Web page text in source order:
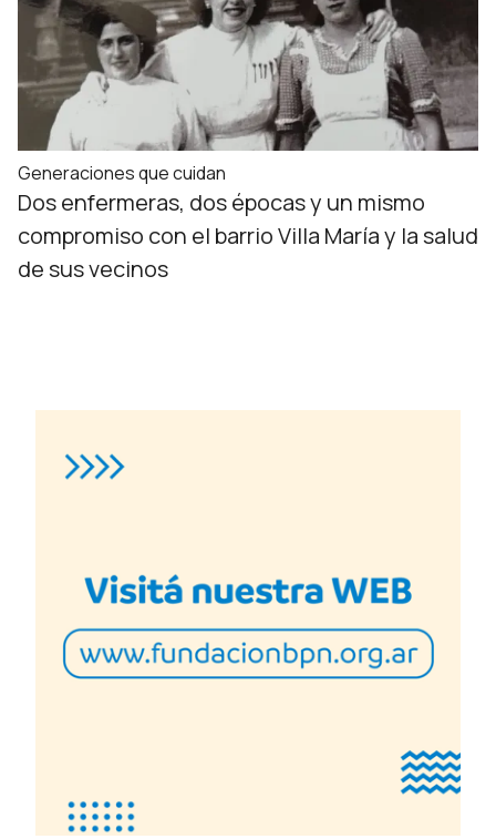
Generaciones que cuidan
Dos enfermeras, dos épocas y un mismo
compromiso con el barrio Villa María y la salud
de sus vecinos